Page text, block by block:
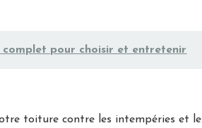
pour choisir et entretenir
toiture contre les intempéries et